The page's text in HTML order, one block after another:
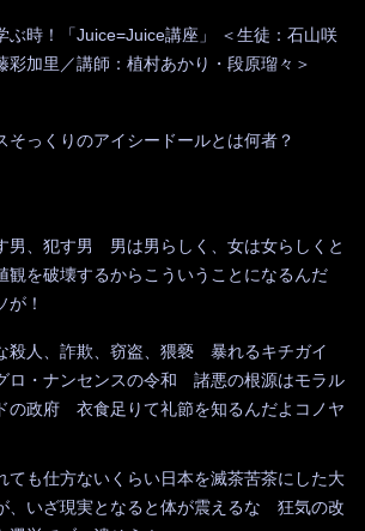
ぶ時！「Juice=Juice講座」 ＜生徒：石山咲
彩加里／講師：植村あかり・段原瑠々＞
そっくりのアイシードールとは何者？
男、犯す男 男は男らしく、女は女らしくと
観を破壊するからこういうことになるんだ
が！
殺人、詐欺、窃盗、猥褻 暴れるキチガイ
ロ・ナンセンスの令和 諸悪の根源はモラル
の政府 衣食足りて礼節を知るんだよコノヤ
ても仕方ないくらい日本を滅茶苦茶にした大
、いざ現実となると体が震えるな 狂気の改